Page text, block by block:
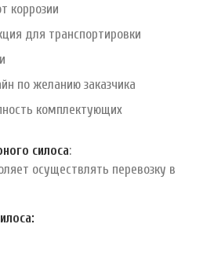
коррозии
для транспортировки
по желанию заказчика
комплектующих
силоса:
осуществлять перевозку в